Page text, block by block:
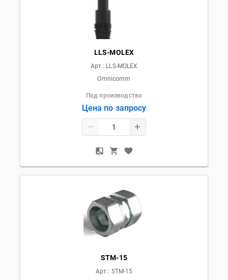
LLS-MOLEX
Арт.: LLS-MOLEX
Omnicomm
Под производство
Цена по запросу
STM-15
Арт.: STM-15